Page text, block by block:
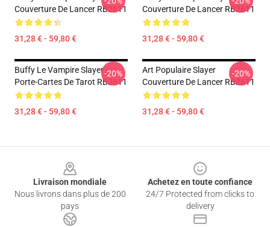
Couverture De Lancer RB2611
31,28 € - 59,80 €
Couverture De Lancer RB2611
31,28 € - 59,80 €
Buffy Le Vampire Slayer -
Porte-Cartes De Tarot RB2611
31,28 € - 59,80 €
-20%
Art Populaire Slayer
Couverture De Lancer RB2611
31,28 € - 59,80 €
-20%
Livraison mondiale
Nous livrons dans plus de 200
pays
Achetez en toute confiance
24/7 Protected from clicks to
delivery